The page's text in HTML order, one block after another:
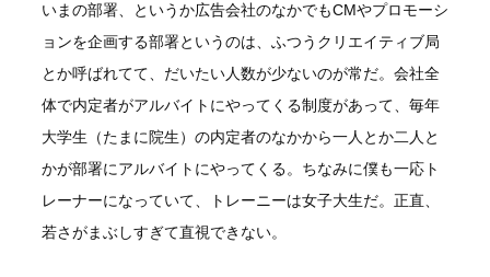
いまの部署、というか広告会社のなかでもCMやプロモーシ
ョンを企画する部署というのは、ふつうクリエイティブ局
とか呼ばれてて、だいたい人数が少ないのが常だ。会社全
体で内定者がアルバイトにやってくる制度があって、毎年
大学生（たまに院生）の内定者のなかから一人とか二人と
かが部署にアルバイトにやってくる。ちなみに僕も一応ト
レーナーになっていて、トレーニーは女子大生だ。正直、
若さがまぶしすぎて直視できない。